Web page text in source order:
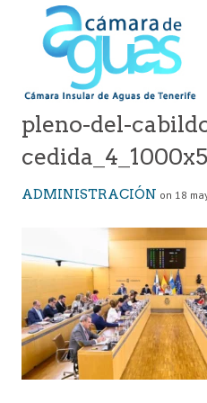
pleno-del-
ADMINISTRACIÓN on 18